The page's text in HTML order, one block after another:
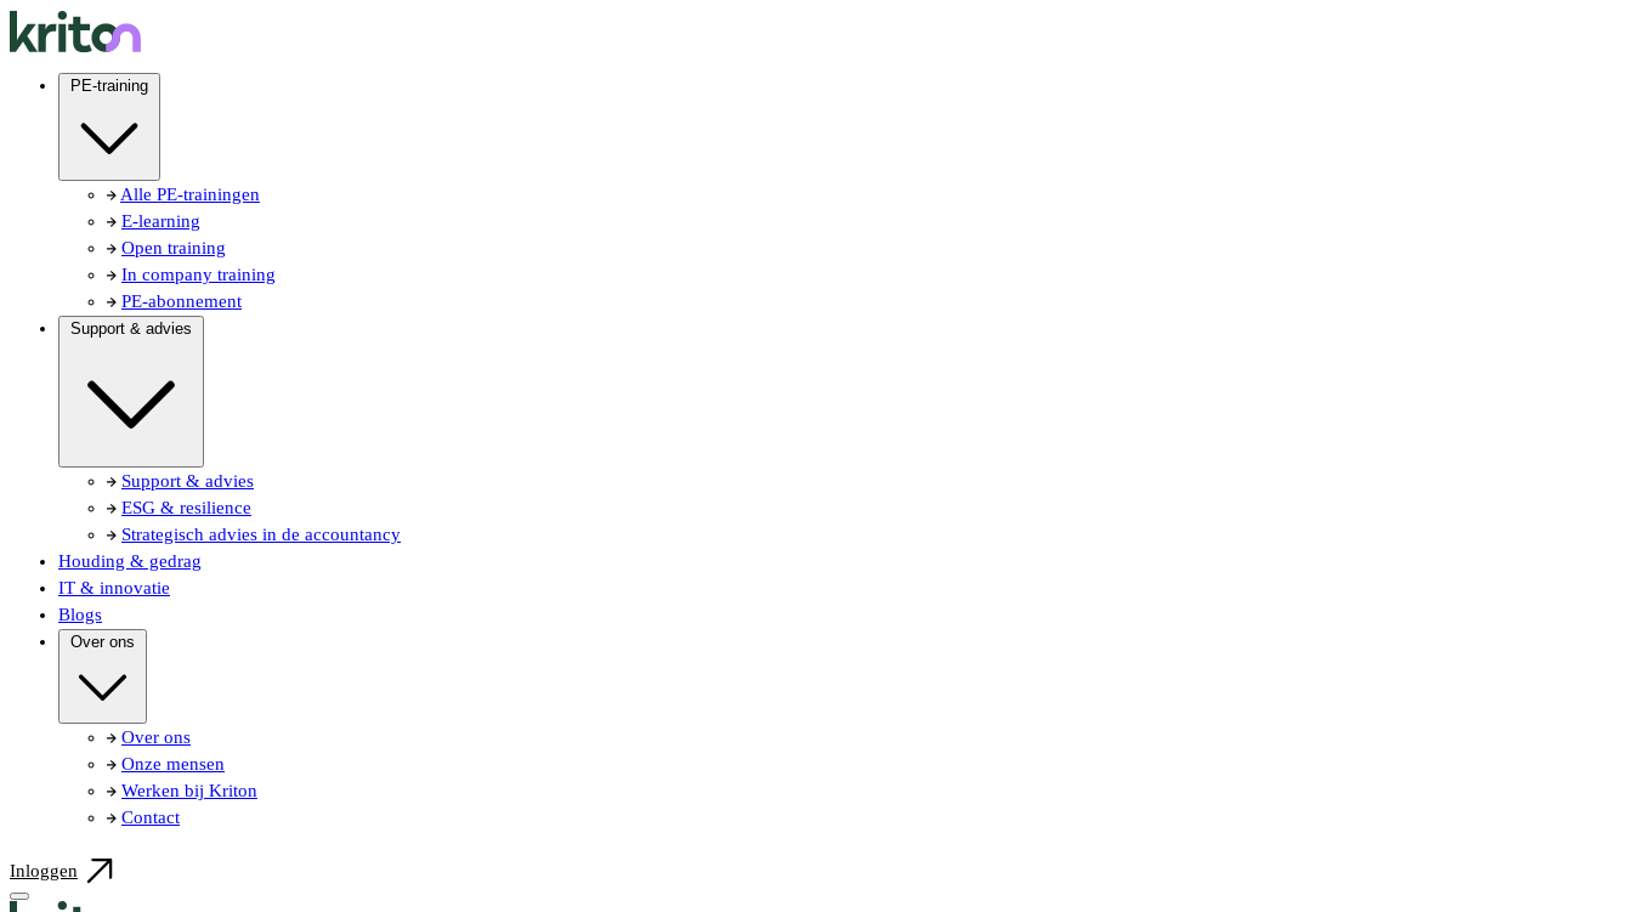
PE-training
Alle PE-trainingen
E-learning
Open training
In company training
PE-abonnement
Support & advies
Support & advies
ESG & resilience
Strategisch advies in de accountancy
Houding & gedrag
IT & innovatie
Blogs
Over ons
Over ons
Onze mensen
Werken bij Kriton
Contact
Inloggen